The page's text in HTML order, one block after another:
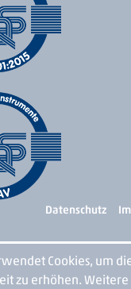
Cookies, um
zu erhöhen. Weitere
Datenschutz